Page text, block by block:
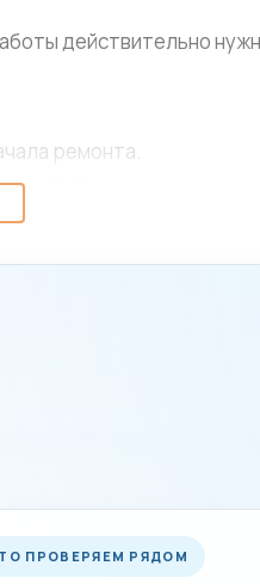
действительно
ремонта.
поломки.
режиме.
конкретную модель.
ПРОВЕРЯЕМ РЯДОМ